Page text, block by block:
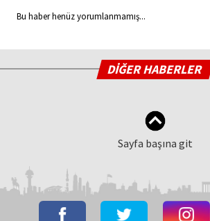
Bu haber henüz yorumlanmamış...
DİĞER HABERLER
Sayfa başına git